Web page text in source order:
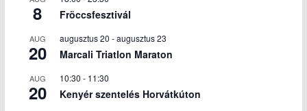
8 Fröccsfesztivál
AUG
20
augusztus 20 -augusztus 23
Marcali Triatlon Maraton
AUG
20
10:30 - 11:30
Kenyér szentelés Horvátkúton